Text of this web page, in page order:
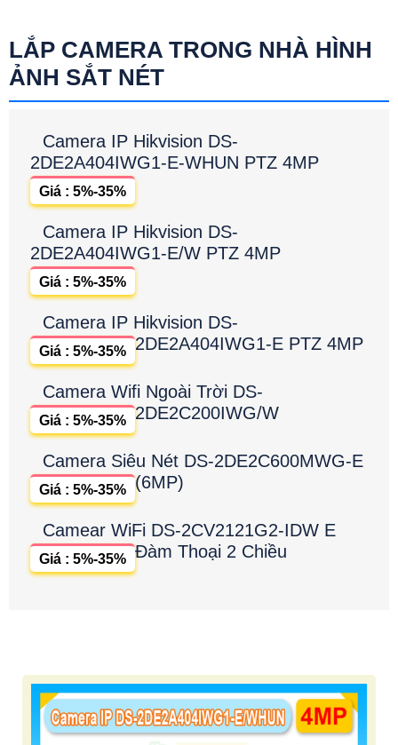
LẮP CAMERA TRONG NHÀ HÌNH
ẢNH SẮT NÉT
Camera IP Hikvision DS-
2DE2A404IWG1-E-WHUN PTZ 4MP
Giá : 5%-35%
Camera IP Hikvision DS-
2DE2A404IWG1-E/W PTZ 4MP
Giá : 5%-35%
Camera IP Hikvision DS-
2DE2A404IWG1-E PTZ 4MP
Giá : 5%-35%
Camera Wifi Ngoài Trời DS-
2DE2C200IWG/W
Giá : 5%-35%
Camera Siêu Nét DS-2DE2C600MWG-E
(6MP)
Giá : 5%-35%
Camear WiFi DS-2CV2121G2-IDW E
Đàm Thoại 2 Chiều
Giá : 5%-35%